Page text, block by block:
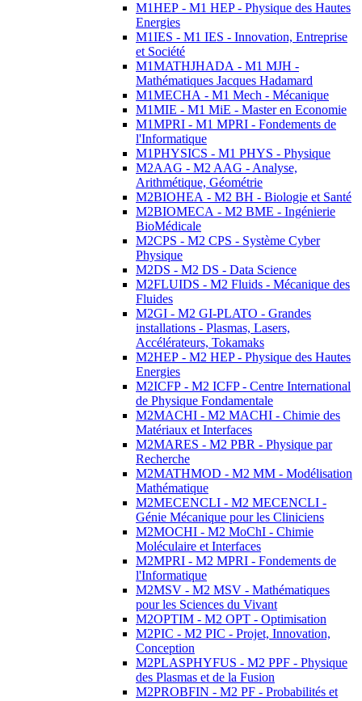
M1HEP - M1 HEP - Physique des Hautes
Energies
M1IES - M1 IES - Innovation, Entreprise
et Société
M1MATHJHADA - M1 MJH -
Mathématiques Jacques Hadamard
M1MECHA - M1 Mech - Mécanique
M1MIE - M1 MiE - Master en Economie
M1MPRI - M1 MPRI - Fondements de
l'Informatique
M1PHYSICS - M1 PHYS - Physique
M2AAG - M2 AAG - Analyse,
Arithmétique, Géométrie
M2BIOHEA - M2 BH - Biologie et Santé
M2BIOMECA - M2 BME - Ingénierie
BioMédicale
M2CPS - M2 CPS - Système Cyber
Physique
M2DS - M2 DS - Data Science
M2FLUIDS - M2 Fluids - Mécanique des
Fluides
M2GI - M2 GI-PLATO - Grandes
installations - Plasmas, Lasers,
Accélérateurs, Tokamaks
M2HEP - M2 HEP - Physique des Hautes
Energies
M2ICFP - M2 ICFP - Centre International
de Physique Fondamentale
M2MACHI - M2 MACHI - Chimie des
Matériaux et Interfaces
M2MARES - M2 PBR - Physique par
Recherche
M2MATHMOD - M2 MM - Modélisation
Mathématique
M2MECENCLI - M2 MECENCLI -
Génie Mécanique pour les Cliniciens
M2MOCHI - M2 MoChI - Chimie
Moléculaire et Interfaces
M2MPRI - M2 MPRI - Fondements de
l'Informatique
M2MSV - M2 MSV - Mathématiques
pour les Sciences du Vivant
M2OPTIM - M2 OPT - Optimisation
M2PIC - M2 PIC - Projet, Innovation,
Conception
M2PLASPHYFUS - M2 PPF - Physique
des Plasmas et de la Fusion
M2PROBFIN - M2 PF - Probabilités et